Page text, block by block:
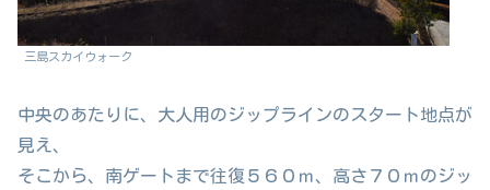
三島スカイウォーク
中央のあたりに、大人用のジップラインのスタート地点が
見え、
そこから、南ゲートまで往復５６０ｍ、高さ７０ｍのジッ